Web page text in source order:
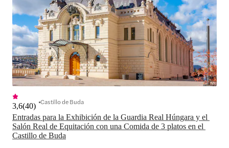
Entradas para la Exhibición de la Guardia Real Húngara y el
Salón Real de Equitación con una Comida de 3 platos en el
Castillo de Buda
3,6(40) Castillo de Buda